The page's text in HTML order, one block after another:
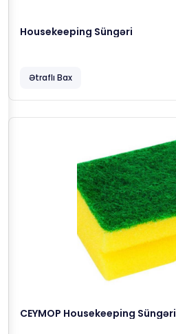
Housekeeping Süngəri
Ətraflı Bax
CEYMOP Housekeeping Süngəri